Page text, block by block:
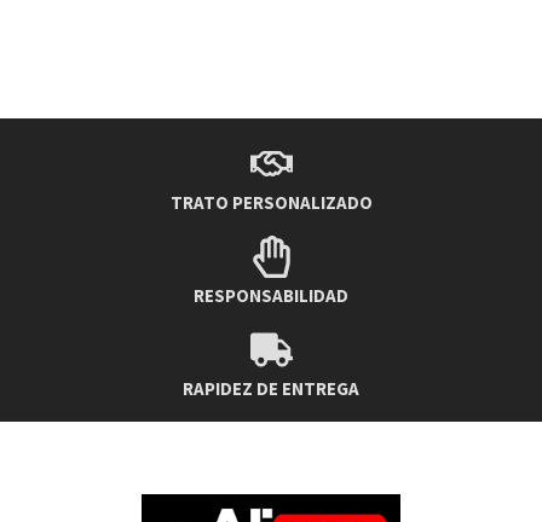
TRATO PERSONALIZADO
RESPONSABILIDAD
RAPIDEZ DE ENTREGA